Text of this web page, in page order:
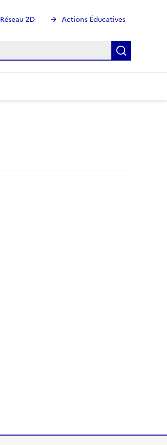
Réseau 2D Actions Éducatives